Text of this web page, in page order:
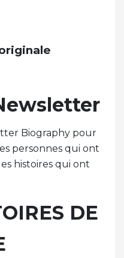
Biography pour
personnes qui ont
histoires qui ont
DE